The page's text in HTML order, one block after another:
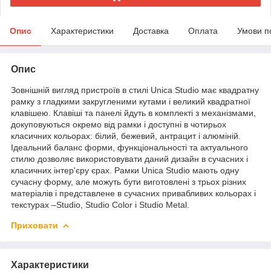
Опис Характеристики Доставка Оплата Умови
Опис
Зовнішній вигляд пристроїв в стилі Unica Studio має квадратну
рамку з гладкими закругленими кутами і великий квадратної
клавішею. Клавіші та панелі йдуть в комплекті з механізмами,
докуповуються окремо від рамки і доступні в чотирьох
класичних кольорах: білий, бежевий, антрацит і алюміній.
Ідеальний баланс форми, функціональності та актуального
стилю дозволяє використовувати даний дизайн в сучасних і
класичних інтер'єру єрах. Рамки Unica Studio мають одну
сучасну форму, але можуть бути виготовлені з трьох різних
матеріалів і представлене в сучасних привабливих кольорах і
текстурах –Studio, Studio Color і Studio Metal.
Приховати
Характеристики